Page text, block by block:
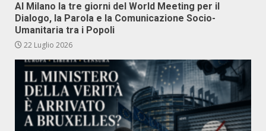
Al Milano la tre giorni del World Meeting per il
Dialogo, la Parola e la Comunicazione Socio-
Umanitaria tra i Popoli
22 Luglio 2026